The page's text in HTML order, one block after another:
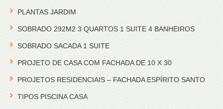
PLANTAS JARDIM
SOBRADO 292M2 3 QUARTOS 1 SUITE 4 BANHEIROS
SOBRADO SACADA 1 SUITE
PROJETO DE CASA COM FACHADA DE 10 X 30
PROJETOS RESIDENCIAIS – FACHADA ESPÍRITO SANTO
TIPOS PISCINA CASA